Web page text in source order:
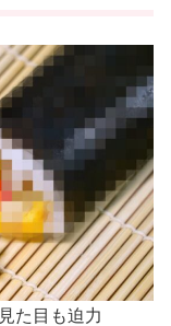
た目も迫力